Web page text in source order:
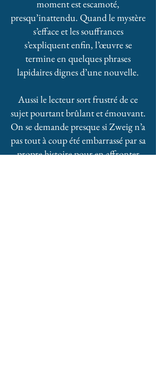
moment est escamoté,
presqu’inattendu. Quand le mystère
s’efface et les souffrances
s’expliquent enfin, l’œuvre se
termine en quelques phrases
lapidaires dignes d’une nouvelle.
Aussi le lecteur sort frustré de ce
sujet pourtant brûlant et émouvant.
On se demande presque si Zweig n’a
pas tout à coup été embarrassé par sa
propre histoire pour en affronter